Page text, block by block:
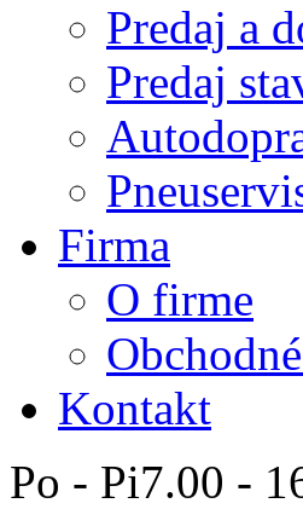
Predaj a
Predaj
Firma
O firme
Kontakt
Po - Pi7.00 -